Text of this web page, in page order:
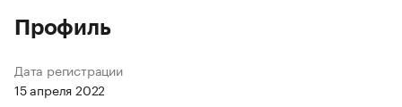
Профиль
Дата регистрации
15 апреля 2022